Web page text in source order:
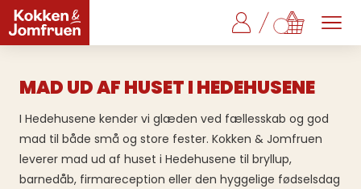
MAD UD AF HUSET I HEDEHUSENE
I Hedehusene kender vi glæden ved fællesskab og god
mad til både små og store fester. Kokken & Jomfruen
leverer mad ud af huset i Hedehusene til bryllup,
barnedåb, firmareception eller den hyggelige fødselsdag